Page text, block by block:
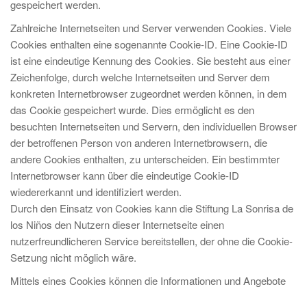
gespeichert werden.
Zahlreiche Internetseiten und Server verwenden Cookies. Viele
Cookies enthalten eine sogenannte Cookie-ID. Eine Cookie-ID
ist eine eindeutige Kennung des Cookies. Sie besteht aus einer
Zeichenfolge, durch welche Internetseiten und Server dem
konkreten Internetbrowser zugeordnet werden können, in dem
das Cookie gespeichert wurde. Dies ermöglicht es den
besuchten Internetseiten und Servern, den individuellen Browser
der betroffenen Person von anderen Internetbrowsern, die
andere Cookies enthalten, zu unterscheiden. Ein bestimmter
Internetbrowser kann über die eindeutige Cookie-ID
wiedererkannt und identifiziert werden.
Durch den Einsatz von Cookies kann die Stiftung La Sonrisa de
los Niños den Nutzern dieser Internetseite einen
nutzerfreundlicheren Service bereitstellen, der ohne die Cookie-
Setzung nicht möglich wäre.
Mittels eines Cookies können die Informationen und Angebote